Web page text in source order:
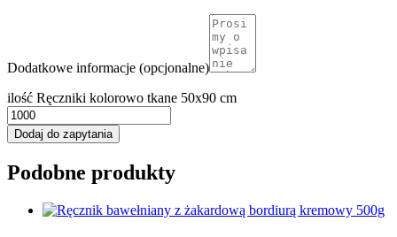
Dodatkowe informacje (opcjonalne)
ilość Ręczniki kolorowo tkane 50x90 cm
Dodaj do zapytania
Podobne produkty